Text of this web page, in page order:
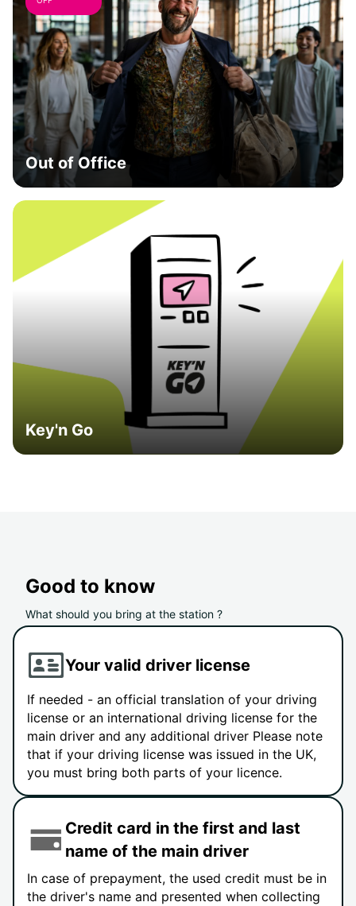
Out of Office
Key'n Go
Good to know
What should you bring at the station ?
Your valid driver license
If needed - an official translation of your driving
license or an international driving license for the
main driver and any additional driver Please note
that if your driving license was issued in the UK,
you must bring both parts of your licence.
Credit card in the first and last
name of the main driver
In case of prepayment, the used credit must be in
the driver's name and presented when collecting